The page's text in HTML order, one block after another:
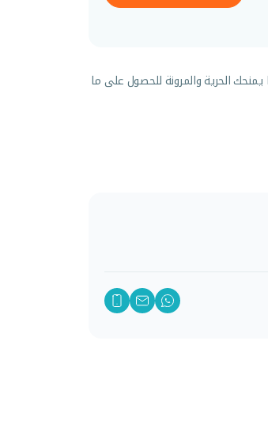
الحرية والمرونة للحصول على ما